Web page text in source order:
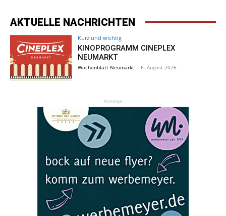
AKTUELLE NACHRICHTEN
Kurz und wichtig
KINOPROGRAMM CINEPLEX
NEUMARKT
Wochenblatt Neumarkt - 6. August 2026
Anzeige